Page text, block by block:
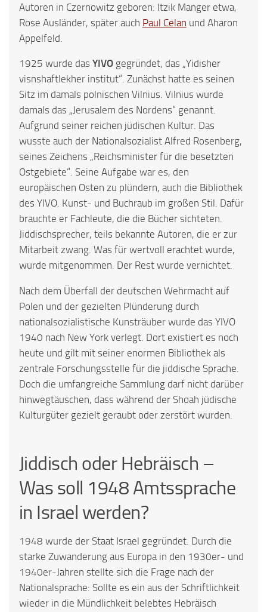
Autoren in Czernowitz geboren: Itzik Manger etwa,
Rose Ausländer, später auch Paul Celan und Aharon
Appelfeld.
1925 wurde das YIVO gegründet, das „Yidisher
visnshaftlekher institut“. Zunächst hatte es seinen
Sitz im damals polnischen Vilnius. Vilnius wurde
damals das „Jerusalem des Nordens“ genannt.
Aufgrund seiner reichen jüdischen Kultur. Das
wusste auch der Nationalsozialist Alfred Rosenberg,
seines Zeichens „Reichsminister für die besetzten
Ostgebiete“. Seine Aufgabe war es, den
europäischen Osten zu plündern, auch die Bibliothek
des YIVO. Kunst- und Buchraub im großen Stil. Dafür
brauchte er Fachleute, die die Bücher sichteten.
Jiddischsprecher, teils bekannte Autoren, die er zur
Mitarbeit zwang. Was für wertvoll erachtet wurde,
wurde mitgenommen. Der Rest wurde vernichtet.
Nach dem Überfall der deutschen Wehrmacht auf
Polen und der gezielten Plünderung durch
nationalsozialistische Kunsträuber wurde das YIVO
1940 nach New York verlegt. Dort existiert es noch
heute und gilt mit seiner enormen Bibliothek als
zentrale Forschungsstelle für die jiddische Sprache.
Doch die umfangreiche Sammlung darf nicht darüber
hinwegtäuschen, dass während der Shoah jüdische
Kulturgüter gezielt geraubt oder zerstört wurden.
Jiddisch oder Hebräisch –
Was soll 1948 Amtssprache
in Israel werden?
1948 wurde der Staat Israel gegründet. Durch die
starke Zuwanderung aus Europa in den 1930er- und
1940er-Jahren stellte sich die Frage nach der
Nationalsprache: Sollte es ein aus der Schriftlichkeit
wieder in die Mündlichkeit belebtes Hebräisch